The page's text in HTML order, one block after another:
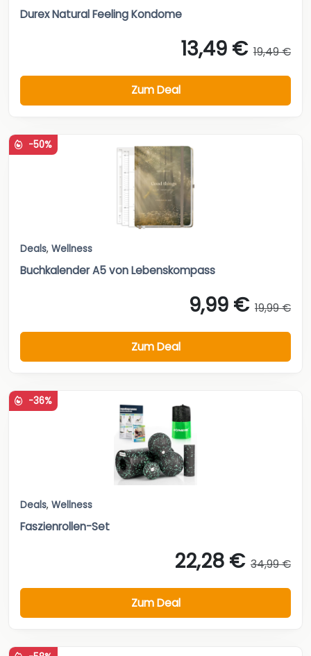
Durex Natural Feeling Kondome
13,49 € 19,49 €
Zum Deal
-50%
Deals, Wellness
Buchkalender A5 von Lebenskompass
9,99 € 19,99 €
Zum Deal
-36%
Deals, Wellness
Faszienrollen-Set
22,28 € 34,99 €
Zum Deal